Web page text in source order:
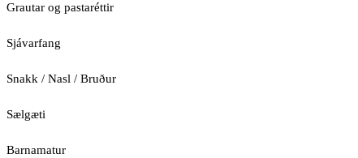
Grautar og pastaréttir
Sjávarfang
Snakk / Nasl / Bruður
Sælgæti
Barnamatur